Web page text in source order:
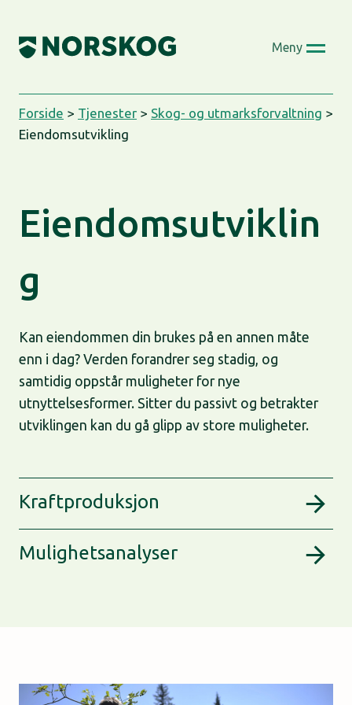
content
Meny
Forside > Tjenester > Skog- og utmarksforvaltning >
Eiendomsutvikling
Eiendomsutviklin
g
Kan eiendommen din brukes på en annen måte
enn i dag? Verden forandrer seg stadig, og
samtidig oppstår muligheter for nye
utnyttelsesformer. Sitter du passivt og betrakter
utviklingen kan du gå glipp av store muligheter.
Kraftproduksjon
Mulighetsanalyser